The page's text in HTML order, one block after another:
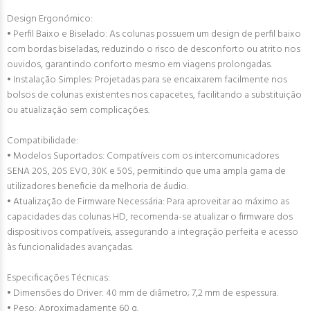
Design Ergonómico:
• Perfil Baixo e Biselado: As colunas possuem um design de perfil baixo
com bordas biseladas, reduzindo o risco de desconforto ou atrito nos
ouvidos, garantindo conforto mesmo em viagens prolongadas.
• Instalação Simples: Projetadas para se encaixarem facilmente nos
bolsos de colunas existentes nos capacetes, facilitando a substituição
ou atualização sem complicações.
Compatibilidade:
• Modelos Suportados: Compatíveis com os intercomunicadores
SENA 20S, 20S EVO, 30K e 50S, permitindo que uma ampla gama de
utilizadores beneficie da melhoria de áudio.
• Atualização de Firmware Necessária: Para aproveitar ao máximo as
capacidades das colunas HD, recomenda-se atualizar o firmware dos
dispositivos compatíveis, assegurando a integração perfeita e acesso
às funcionalidades avançadas.
Especificações Técnicas:
• Dimensões do Driver: 40 mm de diâmetro; 7,2 mm de espessura.